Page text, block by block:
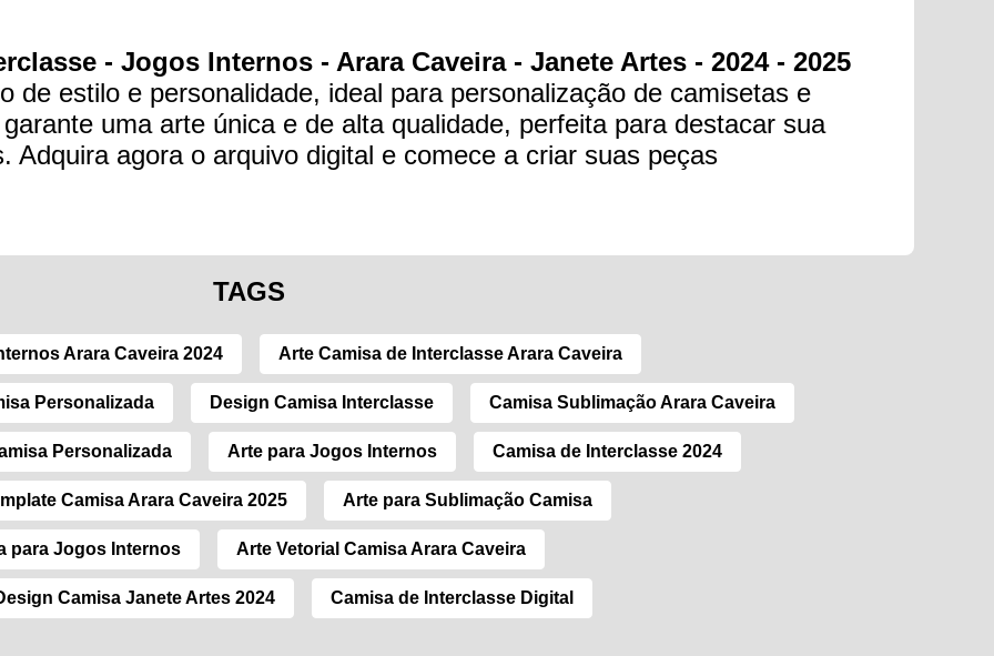
- Jogos Internos - Arara Caveira - Janete Artes - 2024 - 2025
de estilo e personalidade, ideal para personalização de camisetas e
uma arte única e de alta qualidade, perfeita para destacar sua
Adquira agora o arquivo digital e comece a criar suas peças
TAGS
Arara Caveira 2024 Arte Camisa de Interclasse Arara Caveira
Personalizada Design Camisa Interclasse Camisa Sublimação Arara Caveira
Personalizada Arte para Jogos Internos Camisa de Interclasse 2024
Camisa Arara Caveira 2025 Arte para Sublimação Camisa
para Jogos Internos Arte Vetorial Camisa Arara Caveira
Camisa Janete Artes 2024 Camisa de Interclasse Digital